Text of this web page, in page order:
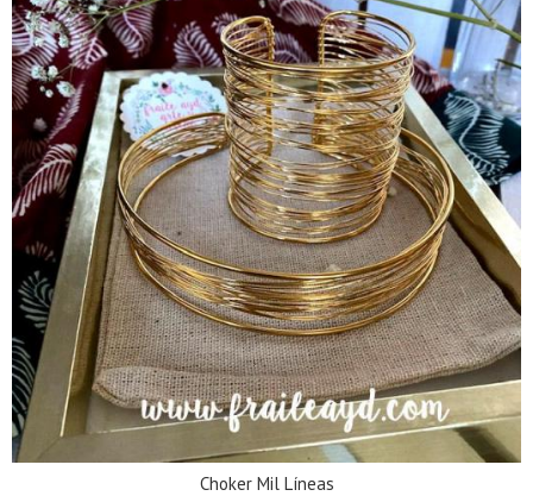
Choker Mil Líneas